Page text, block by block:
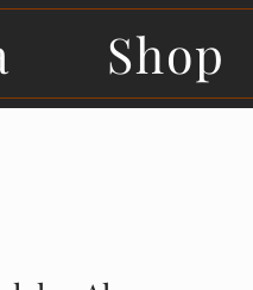
Shop